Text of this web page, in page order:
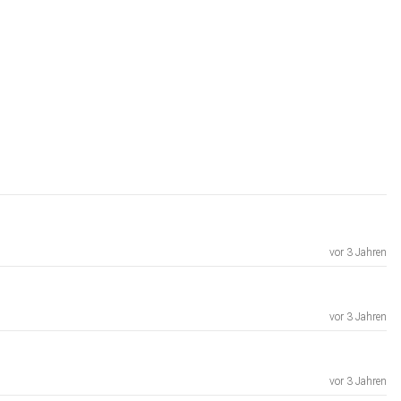
vor 3 Jahren
vor 3 Jahren
vor 3 Jahren